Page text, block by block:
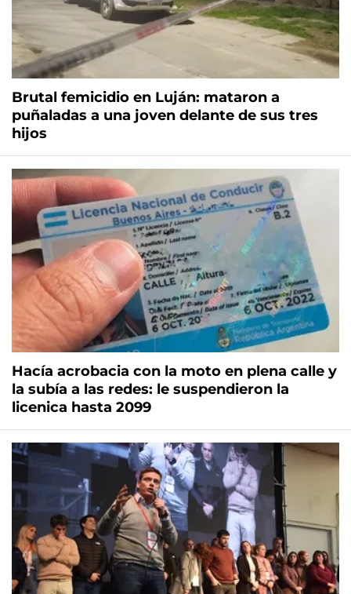
Brutal femicidio en Luján: mataron a
puñaladas a una joven delante de sus tres
hijos
Hacía acrobacia con la moto en plena calle y
la subía a las redes: le suspendieron la
licenica hasta 2099